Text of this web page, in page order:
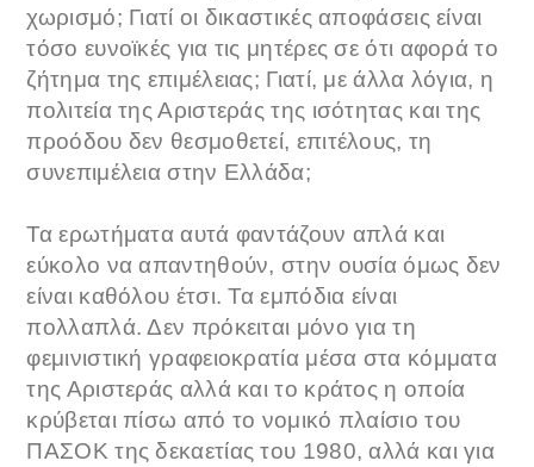
χωρισμό; Γιατί οι δικαστικές αποφάσεις είναι
τόσο ευνοϊκές για τις μητέρες σε ότι αφορά το
ζήτημα της επιμέλειας; Γιατί, με άλλα λόγια, η
πολιτεία της Αριστεράς της ισότητας και της
προόδου δεν θεσμοθετεί, επιτέλους, τη
συνεπιμέλεια στην Ελλάδα;
Τα ερωτήματα αυτά φαντάζουν απλά και
εύκολο να απαντηθούν, στην ουσία όμως δεν
είναι καθόλου έτσι. Τα εμπόδια είναι
πολλαπλά. Δεν πρόκειται μόνο για τη
φεμινιστική γραφειοκρατία μέσα στα κόμματα
της Αριστεράς αλλά και το κράτος η οποία
κρύβεται πίσω από το νομικό πλαίσιο του
ΠΑΣΟΚ της δεκαετίας του 1980, αλλά και για